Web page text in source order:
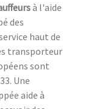
à l'aide
des
haut de
transporteur
sont
Une
aide à